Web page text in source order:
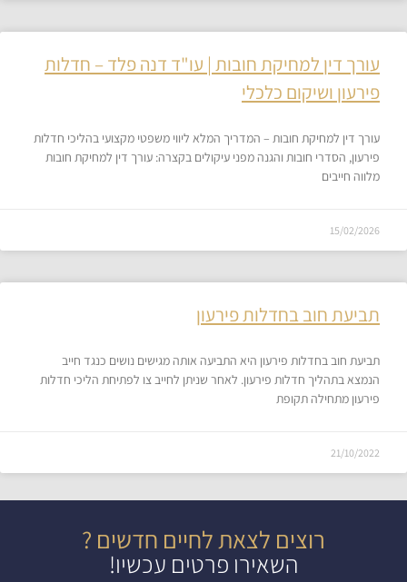
עורך דין למחיקת חובות | עו"ד דנה פלד – חדלות
פירעון ושיקום כלכלי
עורך דין למחיקת חובות – המדריך המלא ליווי משפטי מקצועי בהליכי חדלות
פירעון, הסדרי חובות והגנה מפני עיקולים בקצרה: עורך דין למחיקת חובות
מלווה חייבים
15/02/2026
תביעת חוב בחדלות פירעון
תביעת חוב בחדלות פירעון היא התביעה אותה מגישים נושים כנגד חייב
הנמצא בתהליך חדלות פירעון. לאחר שניתן לחייב צו לפתיחת הליכי חדלות
פירעון מתחילה תקופת
21/10/2022
רוצים לצאת לחיים חדשים ?
השאירו פרטים עכשיו!